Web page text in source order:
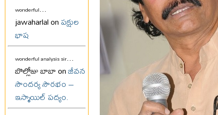
wonderful...
jawaharlal onపక్షుల
భాష
wonderful analysis sir...
బొల్లోజు బాబా onజీవన
సౌందర్య సౌరభం –
ఇస్మాయిల్ పద్యం.